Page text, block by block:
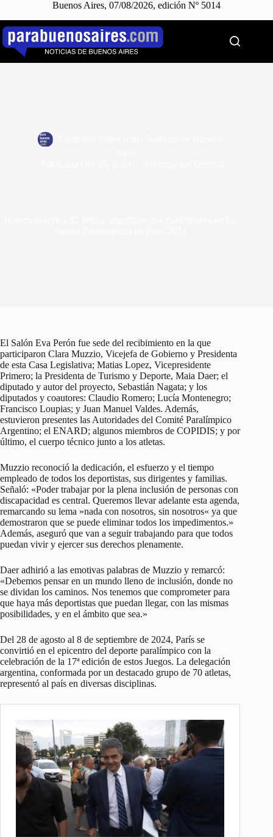
Buenos Aires, 07/08/2026, edición Nº 5014
Saltar
contenido
El Salón Eva Perón fue sede del recibimiento en la que
participaron Clara Muzzio, Vicejefa de Gobierno y Presidenta
de esta Casa Legislativa; Matias Lopez, Vicepresidente
Primero; la Presidenta de Turismo y Deporte, Maia Daer; el
diputado y autor del proyecto, Sebastián Nagata; y los
diputados y coautores: Claudio Romero; Lucía Montenegro;
Francisco Loupias; y Juan Manuel Valdes. Además,
estuvieron presentes las Autoridades del Comité Paralímpico
Argentino; el ENARD; algunos miembros de COPIDIS; y por
último, el cuerpo técnico junto a los atletas.
Muzzio reconoció la dedicación, el esfuerzo y el tiempo
empleado de todos los deportistas, sus dirigentes y familias.
Señaló: «Poder trabajar por la plena inclusión de personas con
discapacidad es central. Queremos llevar adelante esta agenda,
remarcando su lema »nada con nosotros, sin nosotros« ya que
demostraron que se puede eliminar todos los impedimentos.»
Además, aseguró que van a seguir trabajando para que todos
puedan vivir y ejercer sus derechos plenamente.
Daer adhirió a las emotivas palabras de Muzzio y remarcó:
«Debemos pensar en un mundo lleno de inclusión, donde no
se dividan los caminos. Nos tenemos que comprometer para
que haya más deportistas que puedan llegar, con las mismas
posibilidades, y en el ámbito que sea.»
Del 28 de agosto al 8 de septiembre de 2024, París se
convirtió en el epicentro del deporte paralímpico con la
celebración de la 17ª edición de estos Juegos. La delegación
argentina, conformada por un destacado grupo de 70 atletas,
representó al país en diversas disciplinas.